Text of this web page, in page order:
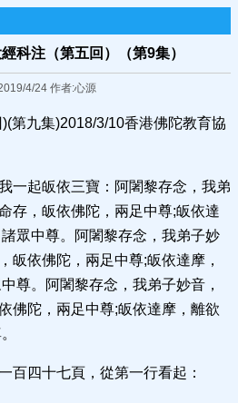
科注（第五回）（第9集）
4/24 作者:心源
第九集)2018/3/10香港佛陀教育協
一起皈依三寶：阿闍黎存念，我弟
存，皈依佛陀，兩足中尊;皈依達
眾中尊。阿闍黎存念，我弟子妙
皈依佛陀，兩足中尊;皈依達摩，
尊。阿闍黎存念，我弟子妙音，
佛陀，兩足中尊;皈依達摩，離欲
百四十七頁，從第一行看起：